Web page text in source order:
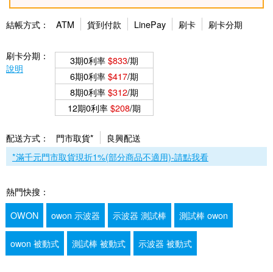
結帳方式： ATM 貨到付款 LinePay 刷卡 刷卡分期
刷卡分期：
說明
3期0利率$833/期
6期0利率$417/期
8期0利率$312/期
12期0利率$208/期
配送方式： 門市取貨*
良興配送
*滿千元門市取貨現折1%(部分商品不適用)-請點我看
熱門快搜：
OWON
owon 示波器 示波器 測試棒 測試棒 owon
owon 被動式 測試棒 被動式 示波器 被動式